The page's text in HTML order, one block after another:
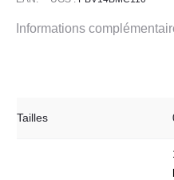
Informations
Tailles